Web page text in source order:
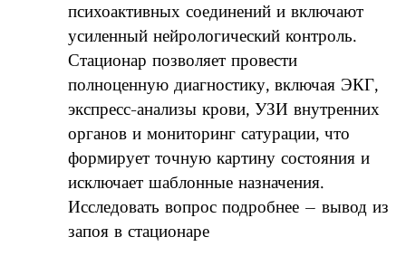
психоактивных соединений и включают
усиленный нейрологический контроль.
Стационар позволяет провести
полноценную диагностику, включая ЭКГ,
экспресс-анализы крови, УЗИ внутренних
органов и мониторинг сатурации, что
формирует точную картину состояния и
исключает шаблонные назначения.
Исследовать вопрос подробнее – вывод из
запоя в стационаре